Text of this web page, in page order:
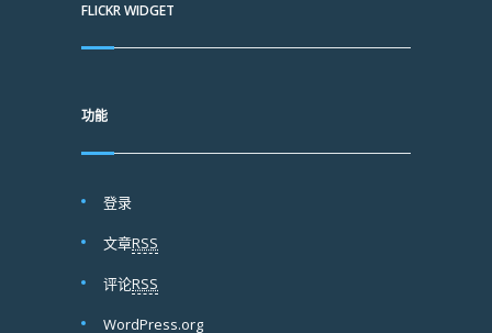
FLICKR WIDGET
功能
登录
文章RSS
评论RSS
WordPress.org